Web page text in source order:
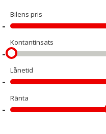
Bilens pris
Kontantinsats
Lånetid
Ränta